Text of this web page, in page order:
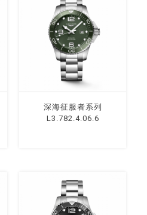
深海征服者系列
L3.782.4.06.6